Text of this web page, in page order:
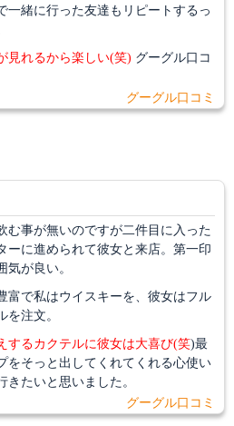
一緒に行った友達もリピートするっ
見れるから楽しい(笑) グーグル口コ
グーグル口コミ
む事が無いのですが二件目に入った
ーに進められて彼女と来店。第一印
気が良い。
富で私はウイスキーを、彼女はフル
を注文。
するカクテルに彼女は大喜び(笑)最
をそっと出してくれてくれる心使い
きたいと思いました。
グーグル口コミ